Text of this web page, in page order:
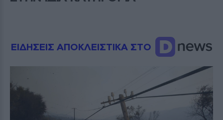
ΕΙΔΗΣΕΙΣ ΑΠΟΚΛΕΙΣΤΙΚΑ ΣΤΟ